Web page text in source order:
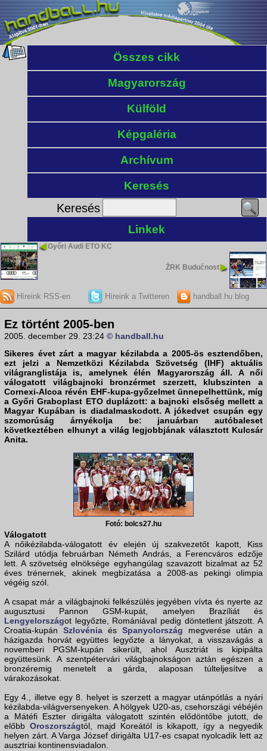
Összes cikk
Magyarország
Külföld
Képgaléria
Archívum
Keresés
Keresés
Linkek
Győri Audi ETO KC
ŽRK Budućnost
Híreink RSS-en Híreink a Twitteren handball.hu blog
Ez történt 2005-ben
2005. december 29. 23:24 © handball.hu
Sikeres évet zárt a magyar kézilabda a 2005-ös esztendőben,
ezt jelzi a Nemzetközi Kézilabda Szövetség (IHF) aktuális
világranglistája is, amelynek élén Magyarország áll. A női
válogatott világbajnoki bronzérmet szerzett, klubszinten a
Cornexi-Alcoa révén EHF-kupa-győzelmet ünnepelhettünk, míg
a Győri Graboplast ETO duplázott: a bajnoki elsőség mellett a
Magyar Kupában is diadalmaskodott. A jókedvet csupán egy
szomorúság árnyékolja be: januárban autóbaleset
következtében elhunyt a világ legjobbjának választott Kulcsár
Anita.
Fotó: bolcs27.hu
Válogatott
A nőikézilabda-válogatott év elején új szakvezetőt kapott, Kiss
Szilárd utódja februárban Németh András, a Ferencváros edzője
lett. A szövetség elnöksége egyhangúlag szavazott bizalmat az 52
éves trénernek, akinek megbízatása a 2008-as pekingi olimpia
végéig szól.
A csapat már a világbajnoki felkészülés jegyében vívta és nyerte az
augusztusi Pannon GSM-kupát, amelyen Brazíliát és
Lengyelországot legyőzte, Romániával pedig döntetlent játszott. A
Croatia-kupán Szlovénia és Spanyolország megverése után a
házigazda horvát együttes legyőzte a lányokat, a visszavágás a
novemberi PGSM-kupán sikerült, ahol Ausztriát is kipipálta
együttesünk. A szentpétervári világbajnokságon aztán egészen a
bronzéremig menetelt a gárda, alaposan túlteljesítve a
várakozásokat.
Egy 4., illetve egy 8. helyet is szerzett a magyar utánpótlás a nyári
kézilabda-világversenyeken. A hölgyek U20-as, csehországi vébéjén
a Mátéfi Eszter dirigálta válogatott szintén elődöntőbe jutott, de
előbb Oroszországtól, majd Koreától is kikapott, így a negyedik
helyen zárt. A Varga József dirigálta U17-es csapat nyolcadik lett az
ausztriai kontinensviadalon.